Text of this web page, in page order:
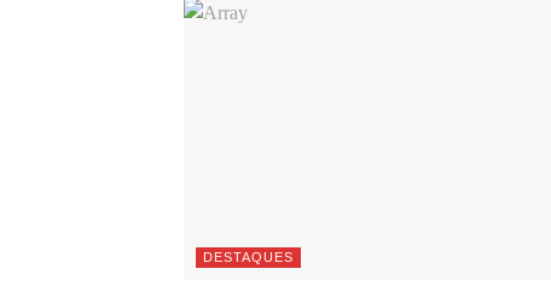
DESTAQUES